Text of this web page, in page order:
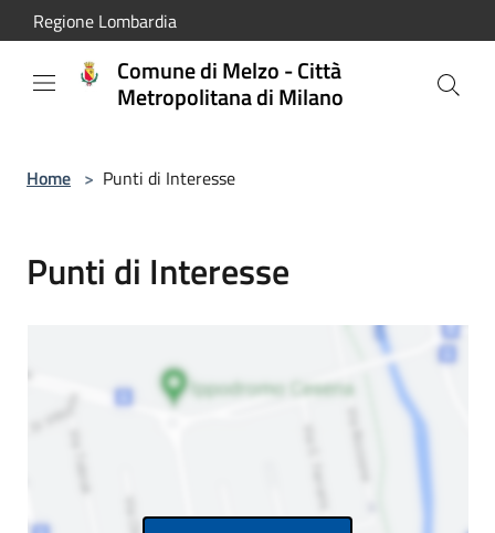
Salta al contenuto principale
Regione Lombardia
Comune di Melzo - Città
Metropolitana di Milano
Home > Punti di Interesse
Punti di Interesse